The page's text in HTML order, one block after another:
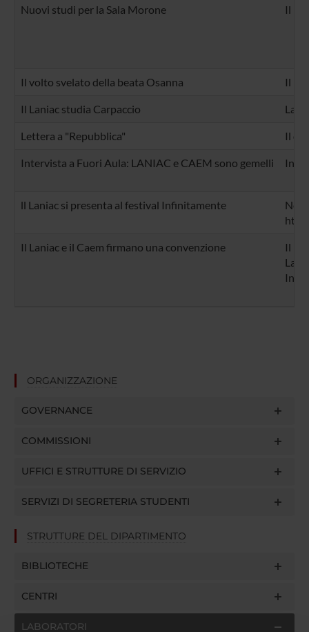
Nuovi studi per la Sala Morone Il
Il volto svelato della beata Osanna Il
Il Laniac studia Carpaccio La
Lettera a "Repubblica" Il
Intervista a Fuori Aula: LANIAC e CAEM sono gemelli
ll Laniac si presenta al festival Infinitamente
Il Laniac e il Caem firmano una convenzione
Il
La
In
ORGANIZZAZIONE
GOVERNANCE
COMMISSIONI
UFFICI E STRUTTURE DI SERVIZIO
SERVIZI DI SEGRETERIA STUDENTI
STRUTTURE DEL DIPARTIMENTO
BIBLIOTECHE
CENTRI
LABORATORI